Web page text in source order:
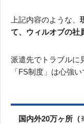
上記内容のような、
て、ウィルオブの社
派遣先でトラブルに
「FS制度」は心強い
国内外20万ヶ所